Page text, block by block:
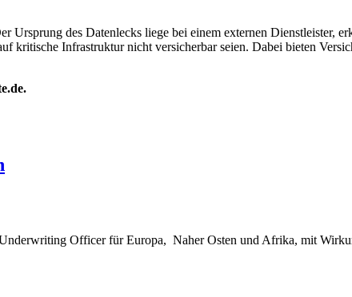
des Datenlecks liege bei einem externen Dienstleister,
Infrastruktur nicht versicherbar seien. Dabei bieten
Officer für Europa, Naher Osten und Afrika, mit